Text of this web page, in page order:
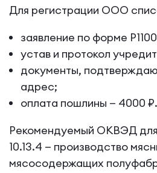
Для регистрации ООО
заявление по форме
устав и протокол
документы,
адрес;
оплата пошлины — 4000 ₽.
Рекомендуемый ОКВЭД
10.13.4 — производство
мясосодержащих